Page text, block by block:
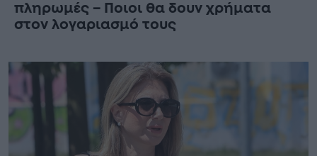
πληρωμές – Ποιοι θα δουν χρήματα
στον λογαριασμό τους